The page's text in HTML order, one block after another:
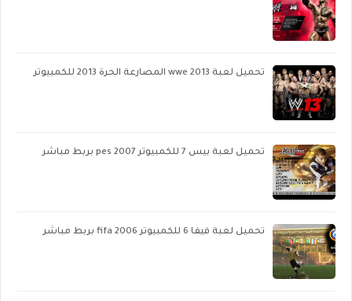
تحميل لعبة wwe 2013 المصارعة الحرة 2013 للكمبيوتر
تحميل لعبة بيس 7 للكمبيوتر pes 2007 بربط مباشر
تحميل لعبة فيفا 6 للكمبيوتر fifa 2006 بربط مباشر